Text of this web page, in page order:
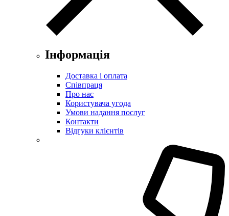
Інформація
Доставка і оплата
Співпраця
Про нас
Користувача угода
Умови надання послуг
Контакти
Відгуки клієнтів